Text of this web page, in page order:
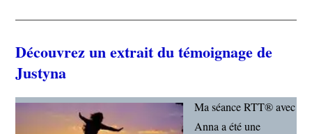
Découvrez un extrait du témoignage de
Justyna
Ma séance RTT® avec
Anna a été une